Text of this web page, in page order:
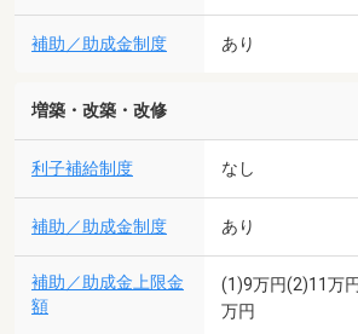
補助／助成金制度 あり
増築・改築・改修
利子補給制度 なし
補助／助成金制度 あり
補助／助成金上限金
額
(1)9万円(2)11万
万円